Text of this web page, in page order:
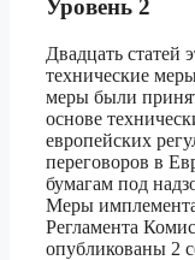
Уровень 2
Двадцать статей
технические
меры были
основе
европейских
переговоров в
бумагам под
Меры
Регламента
опубликованы 2